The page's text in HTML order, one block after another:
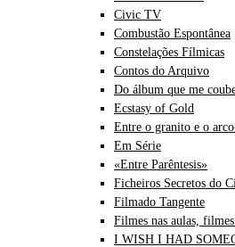
Civic TV
Combustão Espontânea
Constelações Fílmicas
Contos do Arquivo
Do álbum que me
Ecstasy of Gold
Entre o granito e o
Em Série
«Entre Parêntesis»
Ficheiros Secretos do
Filmado Tangente
Filmes nas aulas,
I WISH I HAD